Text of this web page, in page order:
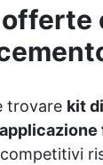
kg Vertical
trovare kit di